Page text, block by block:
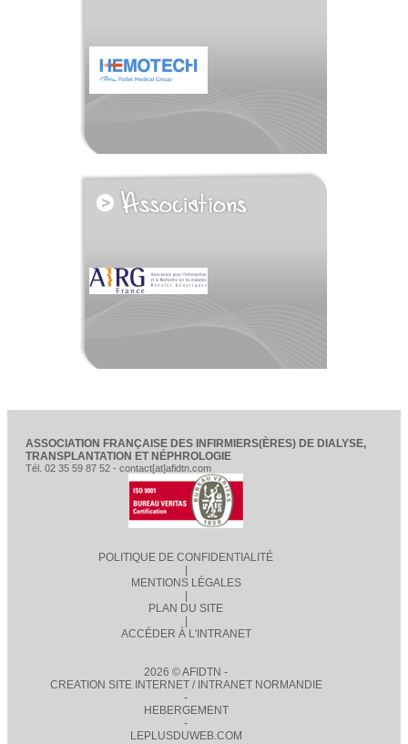
voir tous les partenaires
ASSOCIATION FRANÇAISE DES INFIRMIERS(ÈRES) DE DIALYSE,
TRANSPLANTATION ET NÉPHROLOGIE
Tél. 02 35 59 87 52 - contact[at]afidtn.com
POLITIQUE DE CONFIDENTIALITÉ
MENTIONS LÉGALES
PLAN DU SITE
ACCÉDER À L'INTRANET
2026 © AFIDTN -
CREATION SITE INTERNET / INTRANET NORMANDIE
-
HEBERGEMENT
-
LEPLUSDUWEB.COM